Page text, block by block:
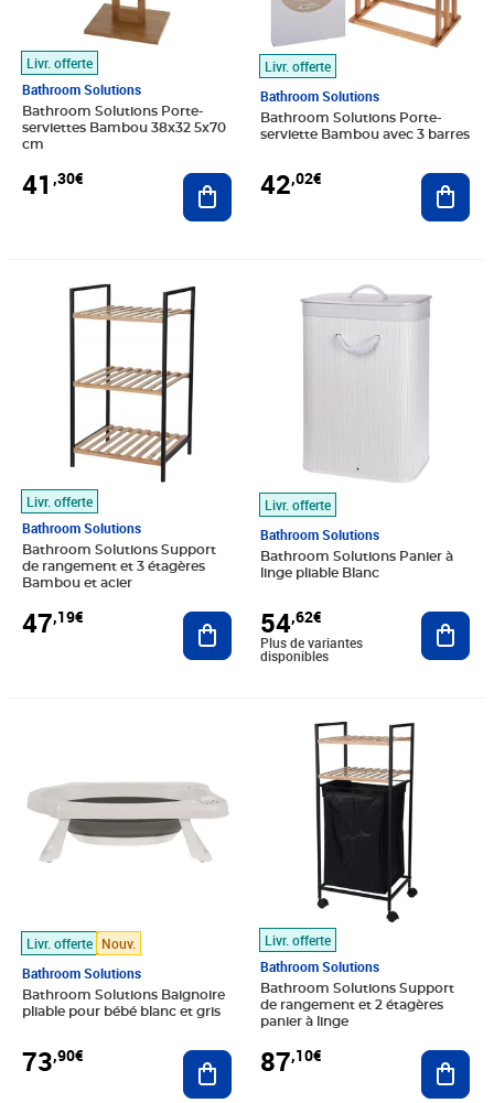
Livr. offerte
Bathroom Solutions
Bathroom Solutions Porte-
serviettes Bambou 38x32 5x70
cm
41 ,30€ Ajouter au panier
Livr. offerte
Bathroom Solutions
Bathroom Solutions Porte-
serviette Bambou avec 3 barres
42,02€
Livr. offerte
Bathroom Solutions
Bathroom Solutions Support
de rangement et 3 étagères
Bambou et acier
47,19€
Prix 47,19€
Ajouter au panier
Livr. offerte
Bathroom Solutions
Bathroom Solutions Panier à
linge pliable Blanc
54,62€
Prix 54,62€
Plus de variantes
disponibles
Livr. offerte Nouv.
Bathroom Solutions
Bathroom Solutions Baignoire
pliable pour bébé blanc et gris
73,90€ Ajouter au panier
Livr. offerte
Bathroom Solutions
Bathroom Solutions Support
de rangement et 2 étagères
panier à linge
87,10€
Prix 87,10€